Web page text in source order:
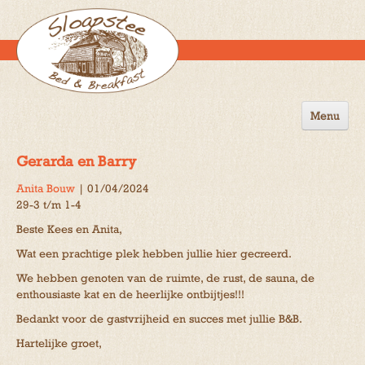
Menu
Gastenboek
Gerarda en Barry
Anita Bouw | 01/04/2024
29-3 t/m 1-4
Beste Kees en Anita,
Wat een prachtige plek hebben jullie hier gecreerd.
We hebben genoten van de ruimte, de rust, de sauna, de
enthousiaste kat en de heerlijke ontbijtjes!!!
Bedankt voor de gastvrijheid en succes met jullie B&B.
Hartelijke groet,